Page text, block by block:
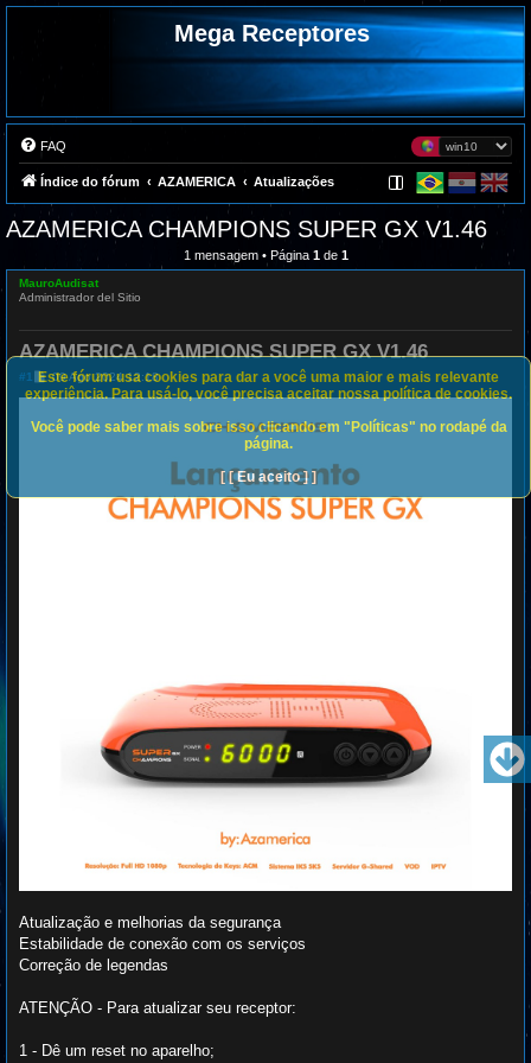
Mega Receptores
FAQ
Índice do fórum AZAMERICA Atualizações
AZAMERICA CHAMPIONS SUPER GX V1.46
1 mensagem • Página 1de 1
MauroAudisat
Administrador del Sitio
AZAMERICA CHAMPIONS SUPER GX V1.46
#1
M
e
a
09 Ago 2024 12:18
Atualização e melhorias da segurança
Estabilidade de conexão com os serviços
Correção de legendas
ATENÇÃO - Para atualizar seu receptor:
1 - Dê um reset no aparelho;
Este fórum usa cookies para dar a você uma maior e mais relevante
experiência. Para usá-lo, você precisa aceitar nossa política de cookies.
Você pode saber mais sobre isso clicando em "Políticas" no rodapé da
página.
[ [ Eu aceito ] ]